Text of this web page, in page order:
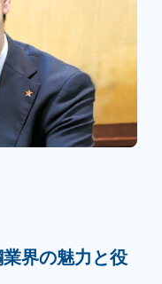
界の魅力と役